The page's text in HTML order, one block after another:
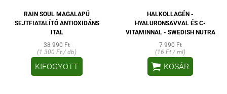
RAIN SOUL MAGALAPÚ
SEJTFIATALÍTÓ ANTIOXIDÁNS
ITAL
38 990 Ft
(1 300 Ft / db)
KIFOGYOTT
HALKOLLAGÉN -
HYALURONSAVVAL ÉS C-
VITAMINNAL - SWEDISH NUTRA
7 990 Ft
(16 Ft / ml)
 KOSÁR